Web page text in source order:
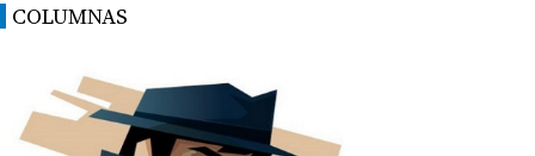
COLUMNAS